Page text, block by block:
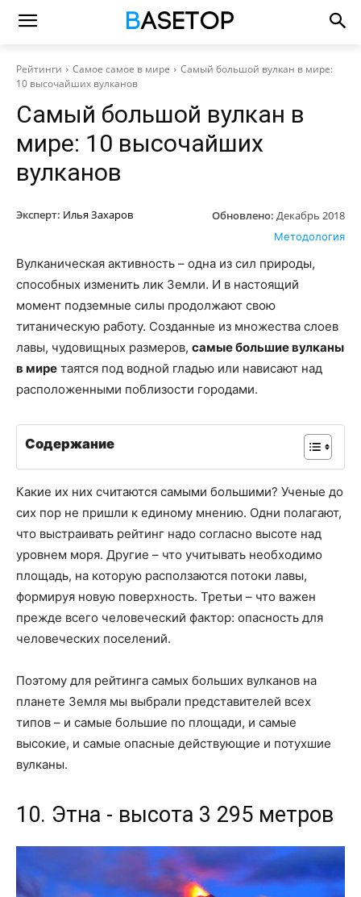
Рейтинги Самое самое в мире
Самый большой вулкан в мире:
10 высочайших вулканов
Самый большой вулкан в
мире: 10 высочайших
вулканов
Эксперт: Илья Захаров Обновлено: Декабрь 2018
Методология
Вулканическая активность – одна из сил природы,
способных изменить лик Земли. И в настоящий
момент подземные силы продолжают свою
титаническую работу. Созданные из множества слоев
лавы, чудовищных размеров, самые большие вулканы
в мире таятся под водной гладью или нависают над
расположенными поблизости городами.
Содержание
Какие их них считаются самыми большими? Ученые до
сих пор не пришли к единому мнению. Одни полагают,
что выстраивать рейтинг надо согласно высоте над
уровнем моря. Другие – что учитывать необходимо
площадь, на которую расползаются потоки лавы,
формируя новую поверхность. Третьи – что важен
прежде всего человеческий фактор: опасность для
человеческих поселений.
Поэтому для рейтинга самых больших вулканов на
планете Земля мы выбрали представителей всех
типов – и самые большие по площади, и самые
высокие, и самые опасные действующие и потухшие
вулканы.
10. Этна - высота 3 295 метров